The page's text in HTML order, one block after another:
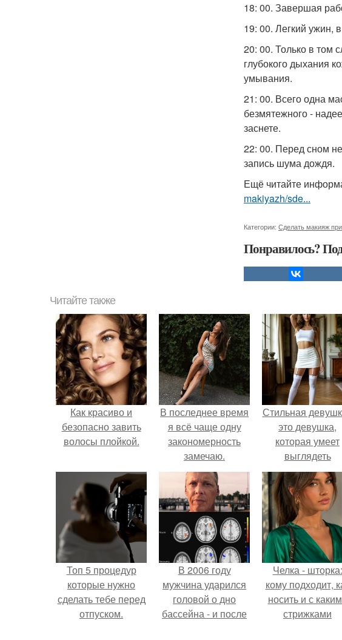
18: 00. Завершая
19: 00. Легкий ужин,
20: 00. Только в том
глубокого дыхания
умывания.
21: 00. Всего одна
безмятежного -
заснете.
22: 00. Перед сном
запись шума дождя.
Ещё читайте
makiyazh/sde...
Категории: Сделать макияж
Понравилось?
Читайте также
Как красиво и
безопасно завить
волосы плойкой.
В последнее время
я всё чаще одну
закономерность
замечаю.
Стильная
это девушка,
которая умеет
выглядеть
элегантно в
ситуации.
Топ 5 процедур
которые нужно
сделать тебе перед
отпуском.
В 2006 году
мужчина ударился
головой о дно
бассейна - и после
Челка - шторка:
кому подходит,
носить и с
стрижками